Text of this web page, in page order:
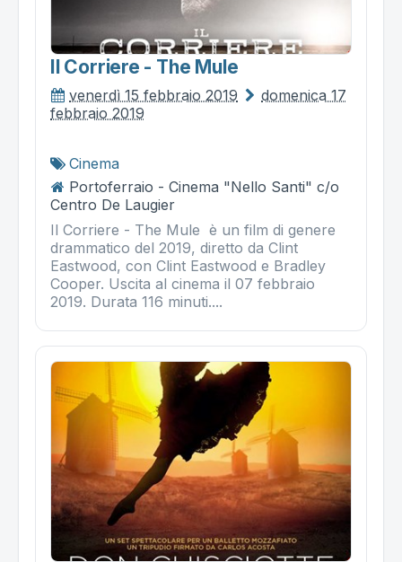
Il Corriere - The Mule
venerdì 15 febbraio 2019
domenica 17
febbraio 2019
Cinema
Portoferraio - Cinema "Nello Santi" c/o
Centro De Laugier
Il Corriere - The Mule è un film di genere
drammatico del 2019, diretto da Clint
Eastwood, con Clint Eastwood e Bradley
Cooper. Uscita al cinema il 07 febbraio
2019. Durata 116 minuti....